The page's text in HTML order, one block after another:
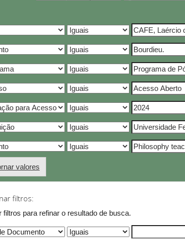
valores
filtros:
filtros para refinar o resultado de busca.